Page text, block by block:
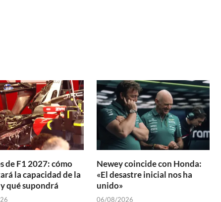
de F1 2027: cómo
la capacidad de la
qué supondrá
Newey coincide con Honda:
«El desastre inicial nos ha
unido»
06/08/2026